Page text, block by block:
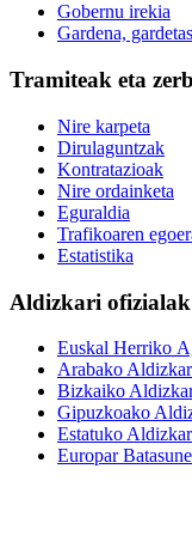
Gobernu irekia
Gardena,
Tramiteak eta
Nire karpeta
Dirulaguntzak
Kontratazioak
Nire ordainketa
Eguraldia
Trafikoaren
Estatistika
Aldizkari ofizialak
Euskal Herriko
Arabako
Bizkaiko
Gipuzkoako
Estatuko
Europar